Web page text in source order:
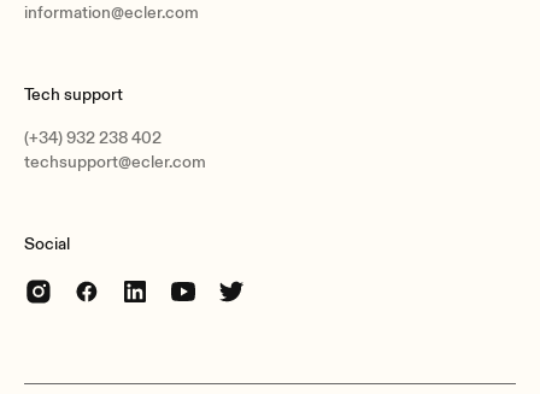
information@ecler.com
Tech support
(+34) 932 238 402
techsupport@ecler.com
Social